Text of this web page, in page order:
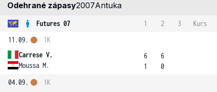
Odehrané zápasy2007Antuka
Futures 07 1 2 3
Kurs
11.09.
Carrese V.
Moussa M.
1K
6
1
6
0
04.09.
1K